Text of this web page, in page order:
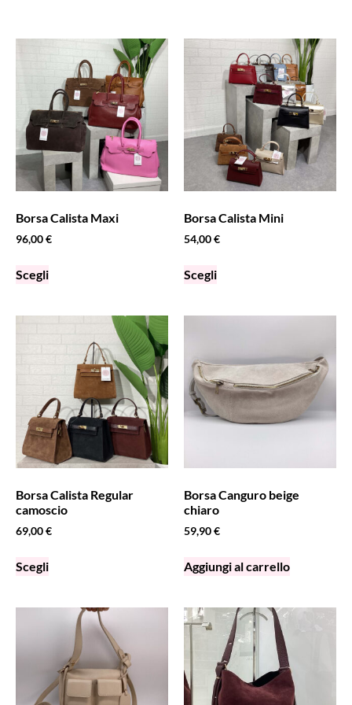
Borsa Calista Maxi
96,00€
Scegli
Borsa Calista Mini
54,00€
Scegli
Borsa Calista Regular
camoscio
69,00€
Scegli
Borsa Canguro beige
chiaro
59,90€
Aggiungi al carrello